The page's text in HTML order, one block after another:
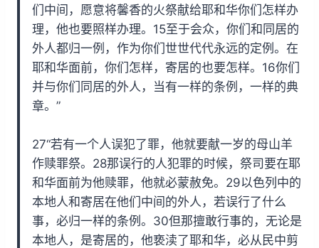
们中间，愿意将馨香的火祭献给耶和华你们怎样办
理，他也要照样办理。15至于会众，你们和同居的
外人都归一例，作为你们世世代代永远的定例。在
耶和华面前，你们怎样，寄居的也要怎样。16你们
并与你们同居的外人，当有一样的条例，一样的典
章。”
27“若有一个人误犯了罪，他就要献一岁的母山羊
作赎罪祭。28那误行的人犯罪的时候，祭司要在耶
和华面前为他赎罪，他就必蒙赦免。29以色列中的
本地人和寄居在他们中间的外人，若误行了什么
事，必归一样的条例。30但那擅敢行事的，无论是
本地人，是寄居的，他亵渎了耶和华，必从民中剪